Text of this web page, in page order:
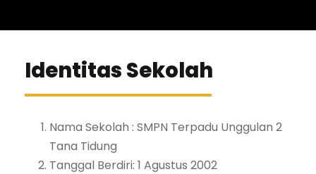
Identitas Sekolah
Nama Sekolah : SMPN Terpadu Unggulan 2
Tana Tidung
Tanggal Berdiri: 1 Agustus 2002